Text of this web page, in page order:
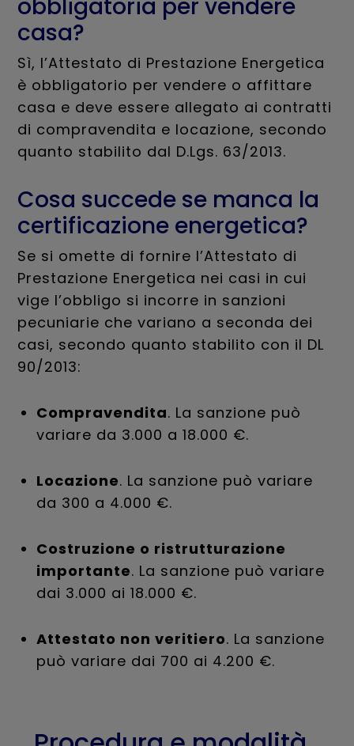
obbligatoria per vendere
casa?
Sì, l’Attestato di Prestazione Energetica
è obbligatorio per vendere o affittare
casa e deve essere allegato ai contratti
di compravendita e locazione, secondo
quanto stabilito dal D.Lgs. 63/2013.
Cosa succede se manca la
certificazione energetica?
Se si omette di fornire l’Attestato di
Prestazione Energetica nei casi in cui
vige l’obbligo si incorre in sanzioni
pecuniarie che variano a seconda dei
casi, secondo quanto stabilito con il DL
90/2013:
Compravendita. La sanzione può
variare da 3.000 a 18.000 €.
Locazione. La sanzione può variare
da 300 a 4.000 €.
Costruzione o ristrutturazione
importante. La sanzione può variare
dai 3.000 ai 18.000 €.
Attestato non veritiero. La sanzione
può variare dai 700 ai 4.200 €.